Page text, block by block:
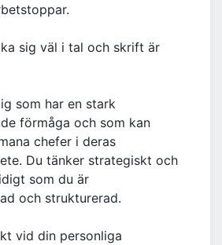
sig väl i tal och skrift är
som har en stark
förmåga och som kan
chefer i deras
Du tänker strategiskt och
som du är
och strukturerad.
vid din personliga